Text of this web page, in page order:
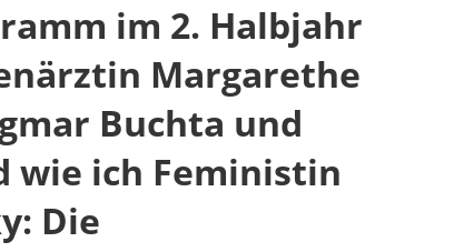
im 2. Halbjahr
Margarethe
Buchta und
wie ich Feministin
Die